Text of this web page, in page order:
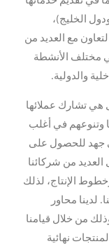
الخليج)،
مع العديد من
مختلف الأنشطة
والدولية.
تشارك عملائها
وتنوعهم في أغلب
جهد للحصول على
من شركائنا
الإنتاج، لذلك
لدينا محاور
من خلال قيامنا
نهائية